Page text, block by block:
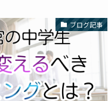
ブログ記事